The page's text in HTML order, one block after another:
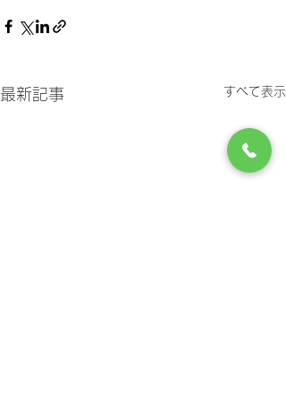
最新記事 すべて表示